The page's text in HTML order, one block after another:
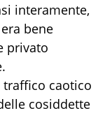
interamente,
bene
privato
caotico
cosiddette